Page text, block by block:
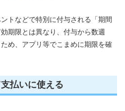
トなどで特別に付与される「期間
期限とは異なり、付与から数週
め、アプリ等でこまめに期限を確
払いに使える